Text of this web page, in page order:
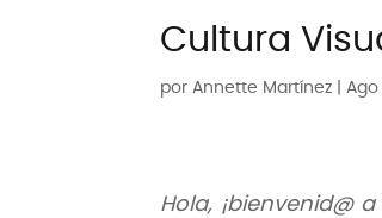
Cultura
porAnnette Martínez |Ago
Hola, ¡bienvenid@